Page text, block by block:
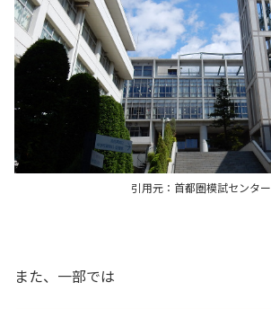
引用元：首都圏模試センター
また、一部では